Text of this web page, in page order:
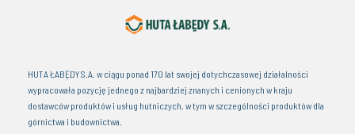
HUTA ŁABĘDY S.A. w ciągu ponad 170 lat swojej dotychczasowej działalności
wypracowała pozycję jednego z najbardziej znanych i cenionych w kraju
dostawców produktów i usług hutniczych, w tym w szczególności produktów dla
górnictwa i budownictwa.